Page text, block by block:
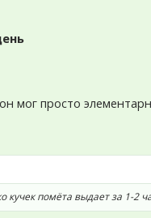
мог просто
помёта выдает за 1-2